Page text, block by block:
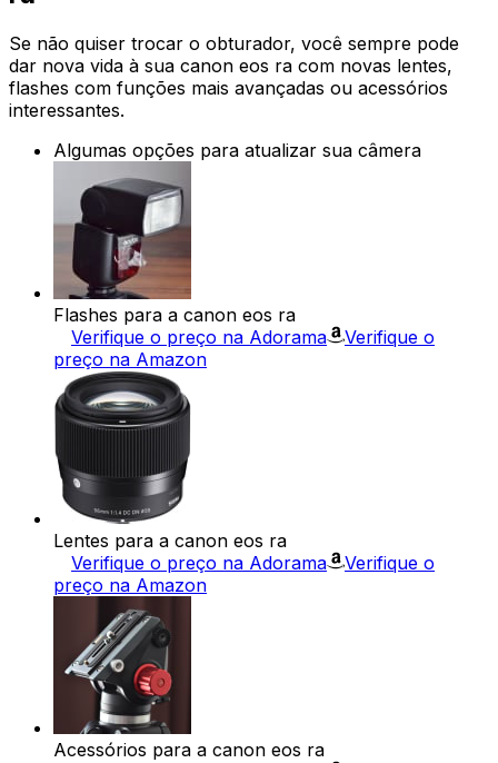
Se não quiser trocar o obturador, você sempre pode
dar nova vida à sua canon eos ra com novas lentes,
flashes com funções mais avançadas ou acessórios
interessantes.
Algumas opções para atualizar sua câmera
Flashes para a canon eos ra
Verifique o preço na Adorama
Verifique o
preço na Amazon
Lentes para a canon eos ra
Verifique o preço na Adorama
Verifique o
preço na Amazon
Acessórios para a canon eos ra